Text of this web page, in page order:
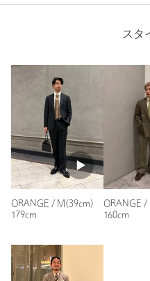
店舗へお問い合わせの際は、
で下記の品名/品番をお申し付
商
注文キャンセル
返品
裾上げ 対象外商品
タイプ MEN
サイズ
Length
S-M(38cm) M(39cm)
スタ
ORANGE / M(39cm)
179cm
ORANGE /
160cm